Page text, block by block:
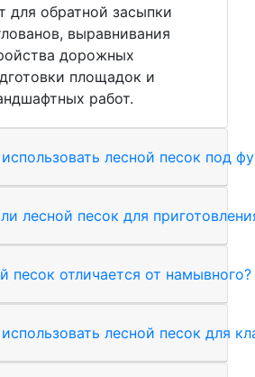
для обратной засыпки
выравнивания
дорожных
площадок и
работ.
лесной песок под
лесной песок для
песок отличается от намывного?
лесной песок для